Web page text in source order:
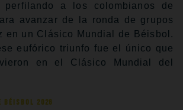
perfilando a los colombianos de
avanzar de la ronda de grupos
en un Clásico Mundial de Béisbol.
eufórico triunfo fue el único que
en el Clásico Mundial del
Béisbol 2026